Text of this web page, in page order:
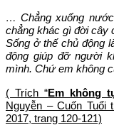
… Chẳng xuống
chẳng khác gì đời cây
Sống ở thế chủ động
động giúp đỡ người
mình. Chứ em không
( Trích “Em không
Nguyễn – Cuốn Tuổi
2017, trang 120-121)